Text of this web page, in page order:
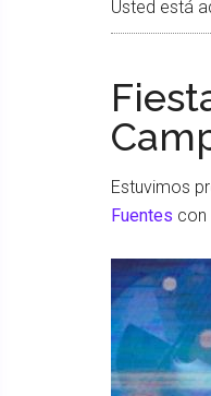
Usted está
Estuvimos
Fuentes con